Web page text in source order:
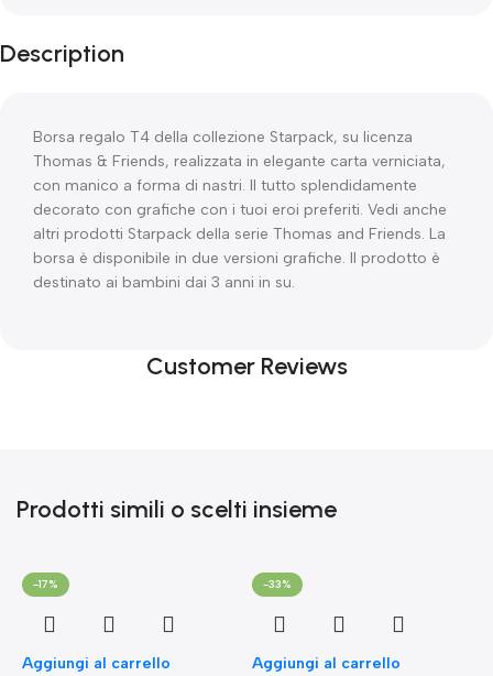
Description
Borsa regalo T4 della collezione Starpack, su licenza
Thomas & Friends, realizzata in elegante carta verniciata,
con manico a forma di nastri. Il tutto splendidamente
decorato con grafiche con i tuoi eroi preferiti. Vedi anche
altri prodotti Starpack della serie Thomas and Friends. La
borsa è disponibile in due versioni grafiche. Il prodotto è
destinato ai bambini dai 3 anni in su.
Customer Reviews
Prodotti simili o scelti insieme
-17%
Aggiungi al carrello
-33%
Aggiungi al carrello